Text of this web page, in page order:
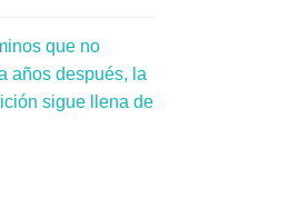
que no
años después, la
sigue llena de